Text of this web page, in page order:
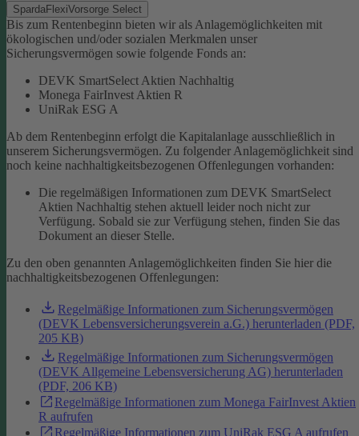
SpardaFlexiVorsorge Select
Bis zum Rentenbeginn bieten wir als Anlagemöglichkeiten mit
ökologischen und/oder sozialen Merkmalen unser
Sicherungsvermögen sowie folgende Fonds an:
DEVK SmartSelect Aktien Nachhaltig
Monega FairInvest Aktien R
UniRak ESG A
Ab dem Rentenbeginn erfolgt die Kapitalanlage ausschließlich in
unserem Sicherungsvermögen. Zu folgender Anlagemöglichkeit sind
noch keine nachhaltigkeitsbezogenen Offenlegungen vorhanden:
Die regelmäßigen Informationen zum DEVK SmartSelect
Aktien Nachhaltig stehen aktuell leider noch nicht zur
Verfügung. Sobald sie zur Verfügung stehen, finden Sie das
Dokument an dieser Stelle.
Zu den oben genannten Anlagemöglichkeiten finden Sie hier die
nachhaltigkeitsbezogenen Offenlegungen:
Regelmäßige Informationen zum Sicherungsvermögen
(DEVK Lebensversicherungsverein a.G.) herunterladen (PDF,
205 KB)
Regelmäßige Informationen zum Sicherungsvermögen
(DEVK Allgemeine Lebensversicherung AG) herunterladen
(PDF, 206 KB)
Regelmäßige Informationen zum Monega FairInvest Aktien
R aufrufen
Regelmäßige Informationen zum UniRak ESG A aufrufen